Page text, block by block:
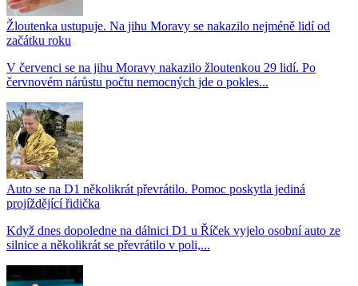
Žloutenka ustupuje. Na jihu Moravy se nakazilo nejméně lidí od
začátku roku
V červenci se na jihu Moravy nakazilo žloutenkou 29 lidí. Po
červnovém nárůstu počtu nemocných jde o pokles...
Auto se na D1 několikrát převrátilo. Pomoc poskytla jediná
projíždějící řidička
Když dnes dopoledne na dálnici D1 u Říček vyjelo osobní auto ze
silnice a několikrát se převrátilo v poli,...